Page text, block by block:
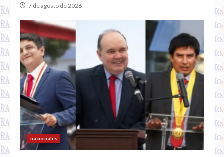
7 de agosto de 2026
nacionales